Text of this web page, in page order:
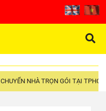
CHUYỂN NHÀ TRỌN GÓI TẠI TPHCM